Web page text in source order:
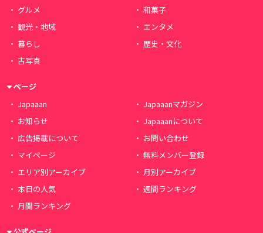
グルメ
和菓子
観光・地域
エンタメ
暮らし
歴史・文化
古写真
ページ
Japaaan
Japaaanマガジン
お知らせ
Japaaanについて
広告掲載について
お問い合わせ
マイページ
無料メンバー登録
エリア別アーカイブ
月別アーカイブ
本日の人気
週間ランキング
月間ランキング